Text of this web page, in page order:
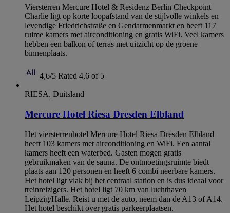
Viersterren Mercure Hotel & Residenz Berlin Checkpoint
Charlie ligt op korte loopafstand van de stijlvolle winkels en
levendige Friedrichstraße en Gendarmenmarkt en heeft 117
ruime kamers met airconditioning en gratis WiFi. Veel kamers
hebben een balkon of terras met uitzicht op de groene
binnenplaats.
4,6/5 Rated 4,6 of 5
RIESA, Duitsland
Mercure Hotel Riesa Dresden Elbland
Het viersterrenhotel Mercure Hotel Riesa Dresden Elbland
heeft 103 kamers met airconditioning en WiFi. Een aantal
kamers heeft een waterbed. Gasten mogen gratis
gebruikmaken van de sauna. De ontmoetingsruimte biedt
plaats aan 120 personen en heeft 6 combi neerbare kamers.
Het hotel ligt vlak bij het centraal station en is dus ideaal voor
treinreizigers. Het hotel ligt 70 km van luchthaven
Leipzig/Halle. Reist u met de auto, neem dan de A13 of A14.
Het hotel beschikt over gratis parkeerplaatsen.